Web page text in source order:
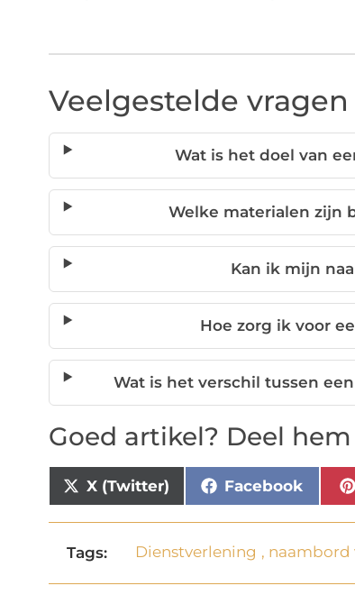
Veelgestelde vragen
Wat is het doel van
Welke materialen zijn
Kan ik mijn
Hoe zorg ik voor
Wat is het verschil tussen
Goed artikel? Deel
X (Twitter) Facebook
Tags: Dienstverlening , naambord